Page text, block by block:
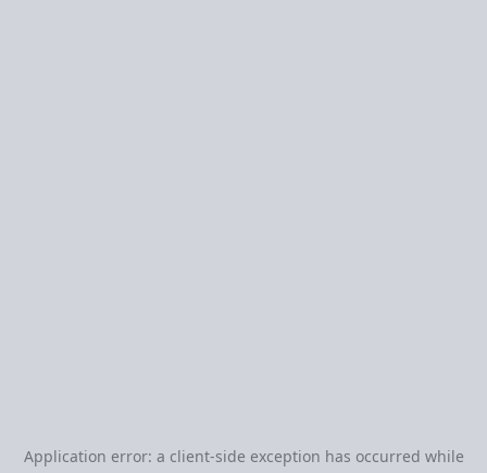
Application error: a client-side exception has occurred while